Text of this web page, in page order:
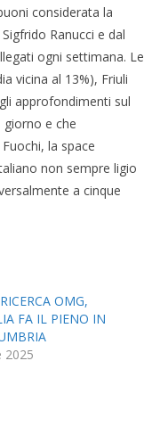
considerata la
Ranucci e dal
ogni settimana. Le
vicina al 13%), Friuli
approfondimenti sul
giorno e che
la space
non sempre ligio
a cinque
OMG,
FA IL PIENO IN
2025